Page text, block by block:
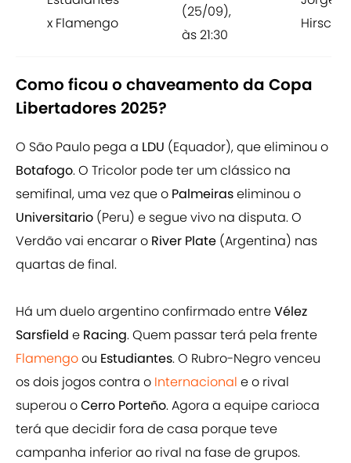
x Flamengo
(25/09),
às 21:30
Hirschi
Como ficou o chaveamento da Copa
Libertadores 2025?
O São Paulo pega a LDU (Equador), que eliminou o
Botafogo. O Tricolor pode ter um clássico na
semifinal, uma vez que o Palmeiraseliminou o
Universitario (Peru) e segue vivo na disputa. O
Verdão vai encarar o River Plate (Argentina) nas
quartas de final.
Há um duelo argentino confirmado entreVélez
Sarsfield e Racing. Quem passar terá pela frente
Flamengoou Estudiantes. O Rubro-Negro venceu
os dois jogos contra o Internacional e o rival
superou oCerro Porteño. Agora a equipe carioca
terá que decidir fora de casa porque teve
campanha inferior ao rival na fase de grupos.